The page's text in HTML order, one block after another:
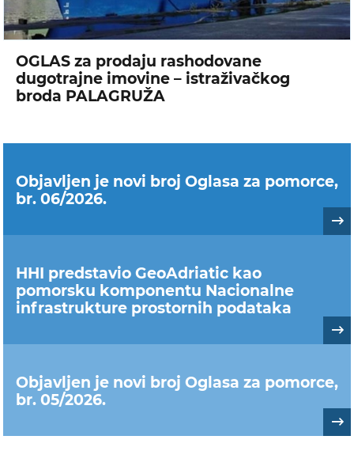
OGLAS za prodaju rashodovane
dugotrajne imovine – istraživačkog
broda PALAGRUŽA
Objavljen je novi broj Oglasa za pomorce,
br. 06/2026.
HHI predstavio GeoAdriatic kao
pomorsku komponentu Nacionalne
infrastrukture prostornih podataka
Objavljen je novi broj Oglasa za pomorce,
br. 05/2026.